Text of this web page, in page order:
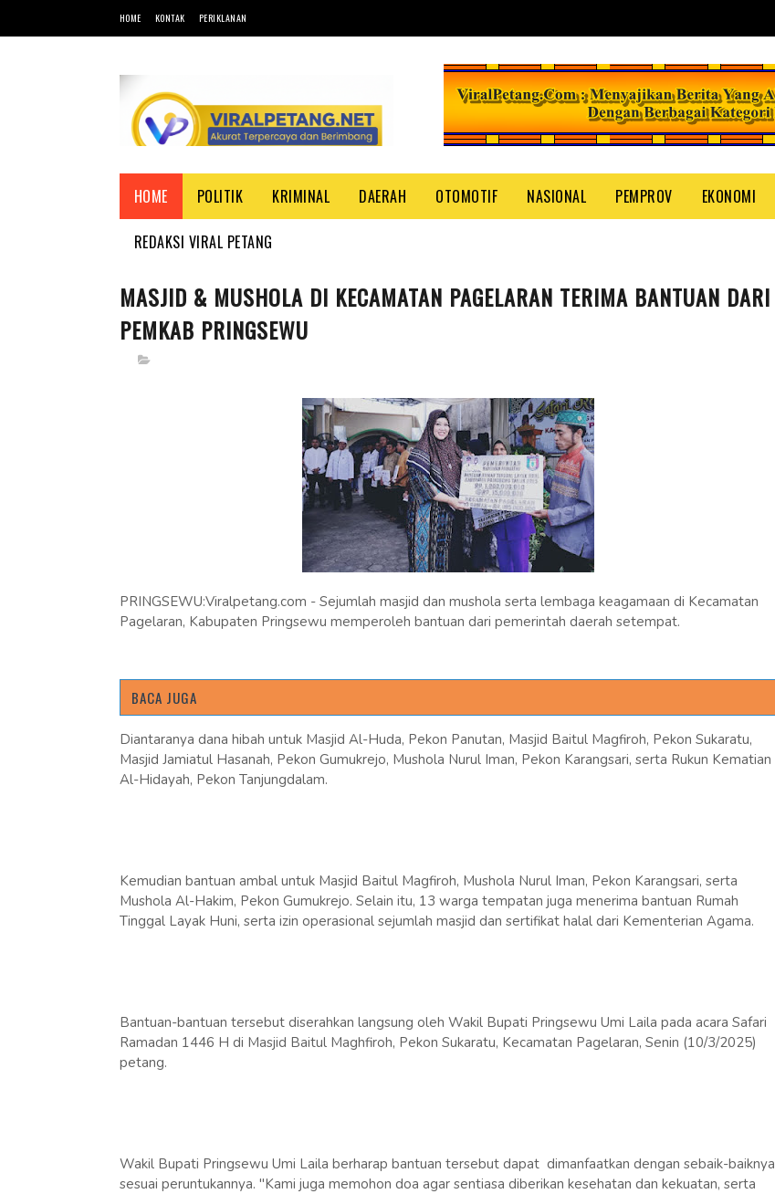
HOME KONTAK PERIKLANAN
HOME POLITIK KRIMINAL DAERAH OTOMOTIF NASIONAL PEMPROV EKONOMI
REDAKSI VIRAL PETANG
MASJID & MUSHOLA DI KECAMATAN PAGELARAN TERIMA BANTUAN DARI
PEMKAB PRINGSEWU
PRINGSEWU:Viralpetang.com - Sejumlah masjid dan mushola serta lembaga keagamaan di Kecamatan
Pagelaran, Kabupaten Pringsewu memperoleh bantuan dari pemerintah daerah setempat.
BACA JUGA
Diantaranya dana hibah untuk Masjid Al-Huda, Pekon Panutan, Masjid Baitul Magfiroh, Pekon Sukaratu,
Masjid Jamiatul Hasanah, Pekon Gumukrejo, Mushola Nurul Iman, Pekon Karangsari, serta Rukun Kematian
Al-Hidayah, Pekon Tanjungdalam.
Kemudian bantuan ambal untuk Masjid Baitul Magfiroh, Mushola Nurul Iman, Pekon Karangsari, serta
Mushola Al-Hakim, Pekon Gumukrejo. Selain itu, 13 warga tempatan juga menerima bantuan Rumah
Tinggal Layak Huni, serta izin operasional sejumlah masjid dan sertifikat halal dari Kementerian Agama.
Bantuan-bantuan tersebut diserahkan langsung oleh Wakil Bupati Pringsewu Umi Laila pada acara Safari
Ramadan 1446 H di Masjid Baitul Maghfiroh, Pekon Sukaratu, Kecamatan Pagelaran, Senin (10/3/2025)
petang.
Wakil Bupati Pringsewu Umi Laila berharap bantuan tersebut dapat dimanfaatkan dengan sebaik-baiknya
sesuai peruntukannya. "Kami juga memohon doa agar sentiasa diberikan kesehatan dan kekuatan, serta